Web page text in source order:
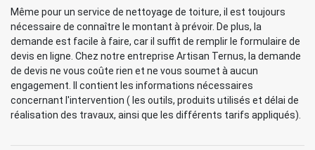
Même pour un service de nettoyage de toiture, il est toujours
nécessaire de connaître le montant à prévoir. De plus, la
demande est facile à faire, car il suffit de remplir le formulaire de
devis en ligne. Chez notre entreprise Artisan Ternus, la demande
de devis ne vous coûte rien et ne vous soumet à aucun
engagement. Il contient les informations nécessaires
concernant l'intervention ( les outils, produits utilisés et délai de
réalisation des travaux, ainsi que les différents tarifs appliqués).